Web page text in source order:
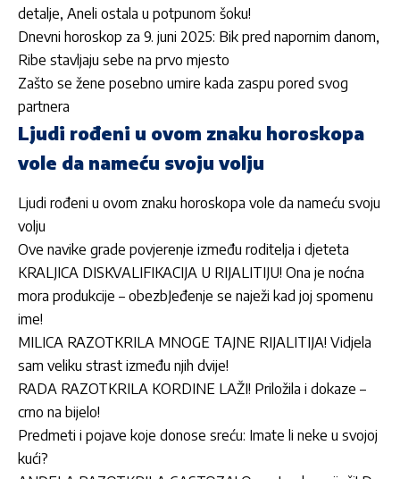
detalje, Aneli ostala u potpunom šoku!
Dnevni horoskop za 9. juni 2025: Bik pred napornim danom,
Ribe stavljaju sebe na prvo mjesto
Zašto se žene posebno umire kada zaspu pored svog
partnera
Ljudi rođeni u ovom znaku horoskopa
vole da nameću svoju volju
Ljudi rođeni u ovom znaku horoskopa vole da nameću svoju
volju
Ove navike grade povjerenje između roditelja i djeteta
KRALJICA DISKVALIFIKACIJA U RIJALITIJU! Ona je noćna
mora produkcije – obezbJeđenje se naježi kad joj spomenu
ime!
MILICA RAZOTKRILA MNOGE TAJNE RIJALITIJA! Vidjela
sam veliku strast između njih dvije!
RADA RAZOTKRILA KORDINE LAŽI! Priložila i dokaze –
crno na bijelo!
Predmeti i pojave koje donose sreću: Imate li neke u svojoj
kući?